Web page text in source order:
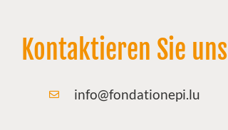
Kontaktieren Sie uns
info@fondationepi.lu